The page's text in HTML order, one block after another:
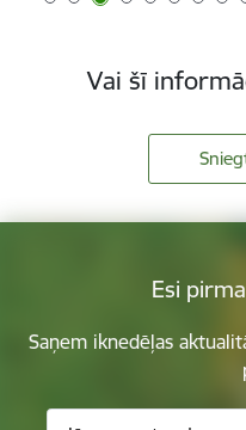
Vai šī
Esi
Saņem iknedēļas